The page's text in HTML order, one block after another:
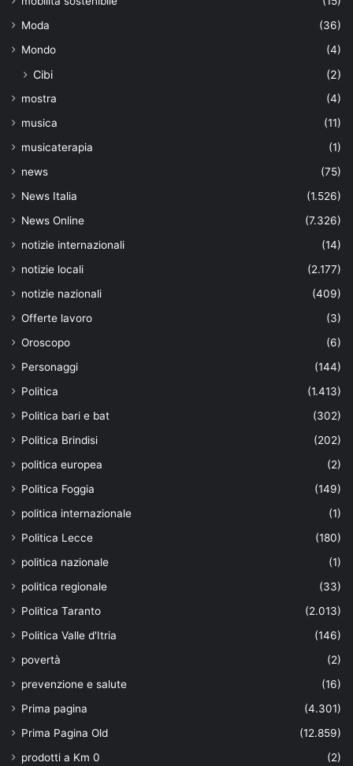
Moda
(36)
Mondo
(4)
Cibi (2)
mostra
(4)
musica
(11)
musicaterapia
(1)
news
(75)
News Italia
(1.526)
News Online
(7.326)
notizie internazionali
(14)
notizie locali
(2.177)
notizie nazionali
(409)
Offerte lavoro
(3)
Oroscopo
(6)
Personaggi
(144)
Politica
(1.413)
Politica bari e bat
(302)
Politica Brindisi
(202)
politica europea
(2)
Politica Foggia
(149)
politica internazionale
(1)
Politica Lecce
(180)
politica nazionale
(1)
politica regionale
(33)
Politica Taranto
(2.013)
Politica Valle d'Itria
(146)
povertà
(2)
prevenzione e salute
(16)
Prima pagina
(4.301)
Prima Pagina Old
(12.859)
prodotti a Km 0
(2)